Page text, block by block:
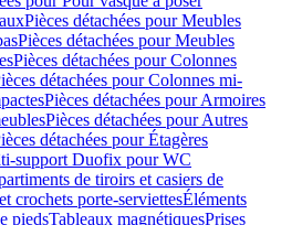
Pièces détachées pour Meubles
Pièces détachées pour Meubles
Pièces détachées pour Colonnes
détachées pour Colonnes mi-
Pièces détachées pour Armoires
Pièces détachées pour Autres
détachées pour Étagères
support Duofix pour WC
de tiroirs et casiers de
crochets porte-serviettesÉléments
piedsTableaux magnétiquesPrises